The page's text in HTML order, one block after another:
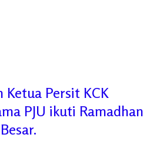
Ketua Persit KCK
PJU ikuti Ramadhan